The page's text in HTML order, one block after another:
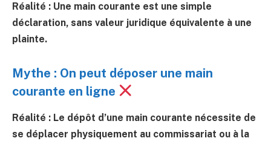
Réalité : Une main courante est une simple
déclaration, sans valeur juridique équivalente à une
plainte.
Mythe : On peut déposer une main
courante en ligne
Réalité : Le dépôt d’une main courante nécessite de
se déplacer physiquement au commissariat ou à la